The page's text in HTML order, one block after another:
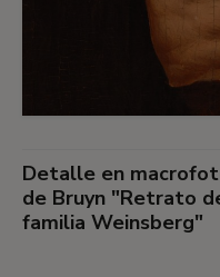
Detalle en
de Bruyn "Retrato
familia Weinsberg"